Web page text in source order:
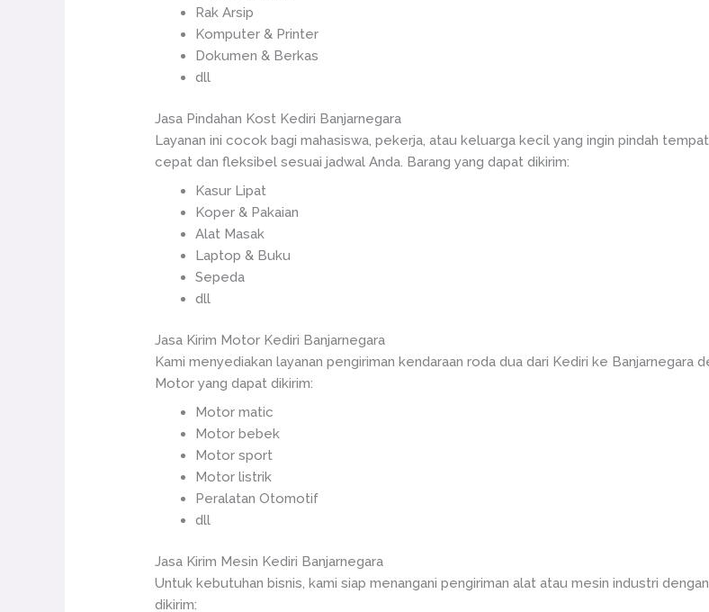
Rak Arsip
Komputer & Printer
Dokumen & Berkas
dll
Jasa Pindahan Kost Kediri Banjarnegara
Layanan ini cocok bagi mahasiswa, pekerja, atau keluarga kecil yang ingin pindah
cepat dan fleksibel sesuai jadwal Anda. Barang yang dapat dikirim:
Kasur Lipat
Koper & Pakaian
Alat Masak
Laptop & Buku
Sepeda
dll
Jasa Kirim Motor Kediri Banjarnegara
Kami menyediakan layanan pengiriman kendaraan roda dua dari Kediri ke Banjarnegara
Motor yang dapat dikirim:
Motor matic
Motor bebek
Motor sport
Motor listrik
Peralatan Otomotif
dll
Jasa Kirim Mesin Kediri Banjarnegara
Untuk kebutuhan bisnis, kami siap menangani pengiriman alat atau mesin industri
dikirim: